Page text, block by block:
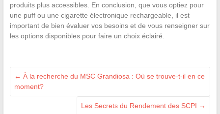
produits plus accessibles. En conclusion, que vous optiez pour
une puff ou une cigarette électronique rechargeable, il est
important de bien évaluer vos besoins et de vous renseigner sur
les options disponibles pour faire un choix éclairé.
← À la recherche du MSC Grandiosa : Où se trouve-t-il en ce
moment?
Les Secrets du Rendement des SCPI →